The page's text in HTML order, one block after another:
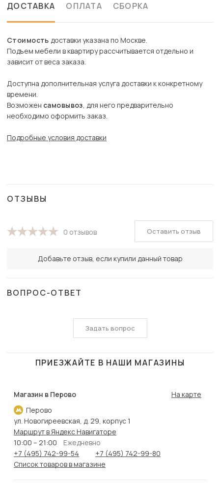
ДОСТАВКА ОПЛАТА СБОРКА
Стоимость доставки указана по Москве.
Подъем мебели в квартиру рассчитывается отдельно и
зависит от веса заказа.
Доступна дополнительная услуга доставки к конкретному
времени.
Возможен самовывоз, для него предварительно
необходимо оформить заказ.
Подробные условия доставки
ОТЗЫВЫ
0 отзывов
Добавьте отзыв, если купили данный товар
Оставить отзыв
ВОПРОС-ОТВЕТ
Задать вопрос
ПРИЕЗЖАЙТЕ В НАШИ МАГАЗИНЫ
Магазин в Перово
Перово
На карте
ул. Новогиреевская, д. 29, корпус 1
Маршрут в Яндекс Навигаторе
10:00 – 21:00
Ежедневно
+7 (495) 742-99-54
+7 (495) 742-99-80
Список товаров в магазине